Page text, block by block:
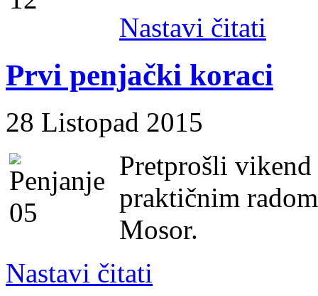
Nastavi čitati
Prvi penjački koraci
28 Listopad 2015
Pretprošli vikend
praktičnim
Mosor.
Nastavi čitati